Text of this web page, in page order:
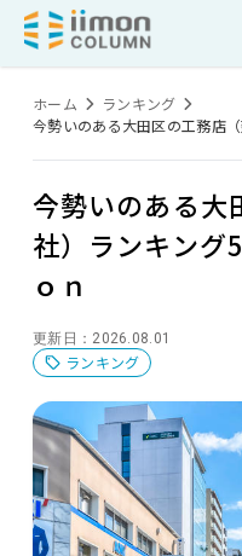
ホーム
ランキング
今勢いのある大田区の工務店
今勢いのある大
社）ランキング
ｏｎ
更新日：2026.08.01
ランキング